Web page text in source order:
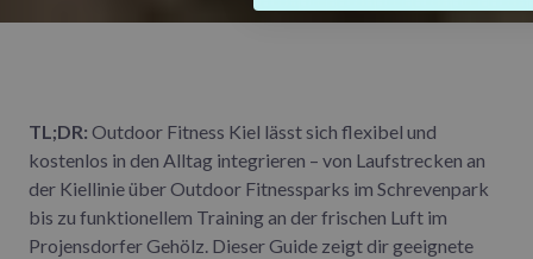
TL;DR: Outdoor Fitness Kiel lässt sich flexibel und
kostenlos in den Alltag integrieren – von Laufstrecken an
der Kiellinie über Outdoor Fitnessparks im Schrevenpark
bis zu funktionellem Training an der frischen Luft im
Projensdorfer Gehölz. Dieser Guide zeigt dir geeignete